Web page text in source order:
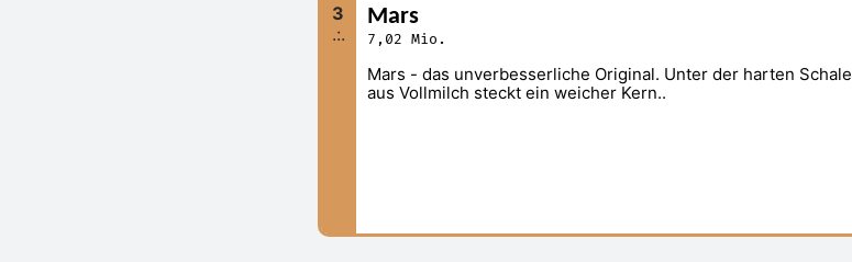
.:.
3 Mars
7,02 Mio.
Mars - das unverbesserliche Original. Unter der harten Schale
aus Vollmilch steckt ein weicher Kern..